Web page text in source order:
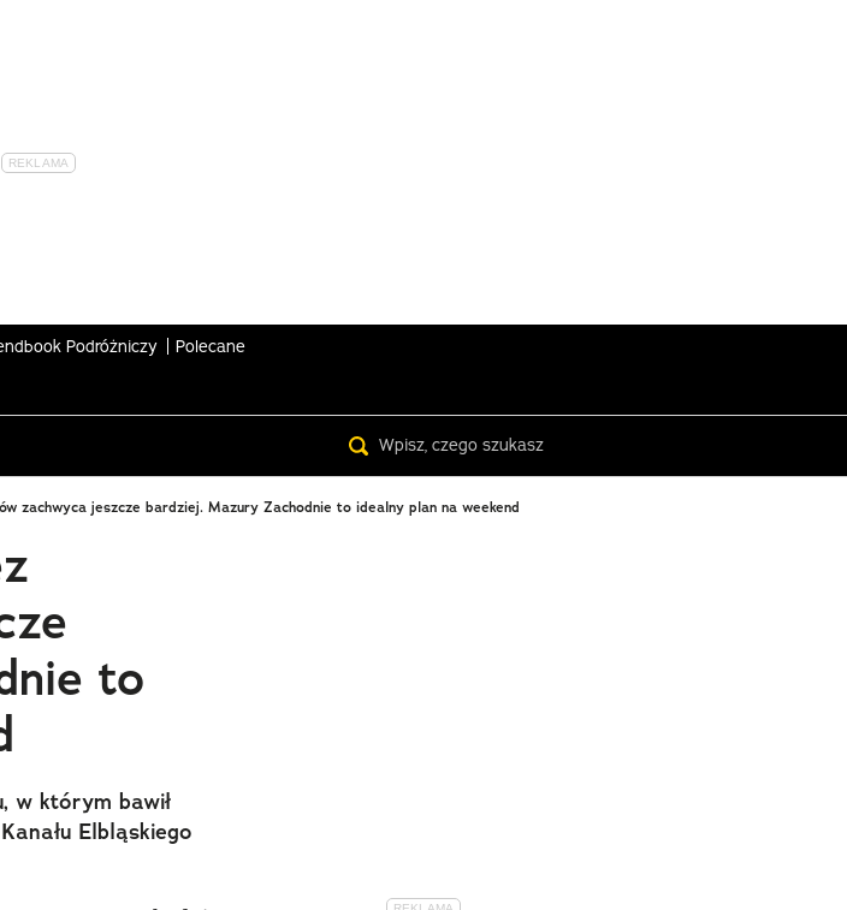
Podróżniczy Polecane
zachwyca jeszcze bardziej. Mazury Zachodnie to idealny plan na weekend
to
w którym bawił
Elbląskiego